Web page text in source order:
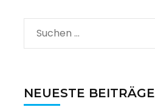
Suchen
nach:
NEUESTE BEITRÄGE